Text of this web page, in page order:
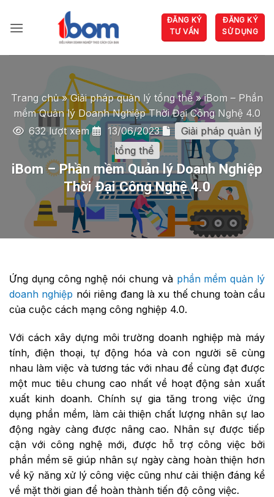
qua
dung
ĐĂNG KÝ
TƯ VẤN
ĐĂNG KÝ
SỬ DỤNG
Trang chủ»Giải pháp quản lý tổng thể»iBom – Phần
mềm Quản lý Doanh Nghiệp Thời Đại Công Nghệ 4.0
632 lượt xem
13/06/2023
Giải pháp quản lý
tổng thể
iBom – Phần mềm Quản lý Doanh Nghiệp
Thời Đại Công Nghệ 4.0
Ứng dụng công nghệ nói chung và phần mềm quản lý
doanh nghiệp nói riêng đang là xu thế chung toàn cầu
của cuộc cách mạng công nghiệp 4.0.
Với cách xây dựng môi trường doanh nghiệp mà máy
tính, điện thoại, tự động hóa và con người sẽ cùng
nhau làm việc và tương tác với nhau để cùng đạt được
một muc tiêu chung cao nhất về hoạt động sản xuất
xuất kinh doanh. Chính sự gia tăng trong việc ứng
dụng phần mềm, làm cải thiện chất lượng nhân sự lao
động ngày càng được nâng cao. Nhân sự được tiếp
cận với công nghệ mới, được hỗ trợ công việc bởi
phần mềm sẽ giúp nhân sự ngày càng hoàn thiện hơn
về kỹ năng xử lý công việc cũng như cải thiện đáng kể
về mặt thời gian để hoàn thành tiến độ công việc.